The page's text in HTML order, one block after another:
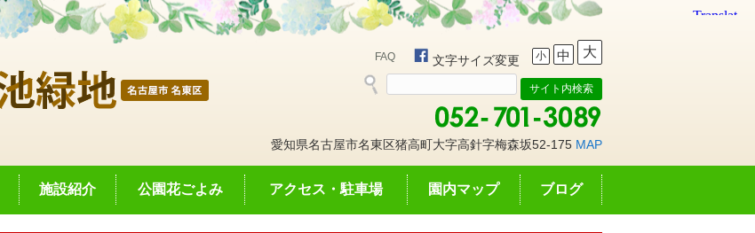
FAQ 文字サイズ変更 小 中 大
愛知県名古屋市名東区猪高町大字高針字梅森坂52-175 MAP
施設紹介 公園花ごよみ アクセス・駐車場 園内マップ ブログ